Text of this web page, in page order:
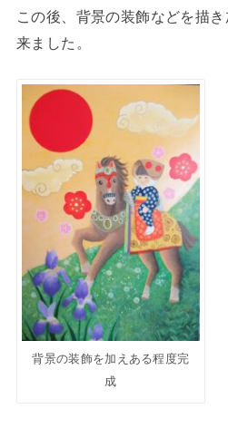
この後、背景の装飾などを描
来ました。
背景の装飾を加えある程度完
成